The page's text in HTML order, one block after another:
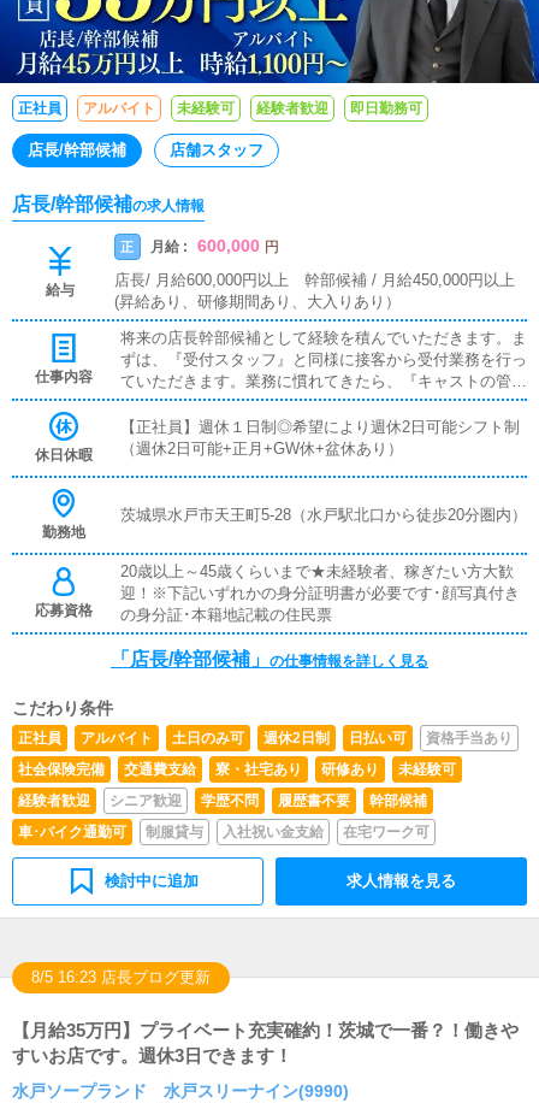
正社員 アルバイト 未経験可 経験者歓迎 即日勤務可
店長/幹部候補 店舗スタッフ
店長/幹部候補の求人情報
給与
正 月給 : 600,000 円
店長/ 月給600,000円以上 幹部候補 / 月給450,000円以上
(昇給あり、研修期間あり、大入りあり）
仕事内容
将来の店長幹部候補として経験を積んでいただきます。ま
ずは、『受付スタッフ』と同様に接客から受付業務を行っ
ていただきます。業務に慣れてきたら、『キャストの管
理』や『経営に関わる業務』を順に覚えていただきます。
早い方だと１年ぐらいで、店長として新しい店舗の運営を
お任せします。■対面接客・受付業務お客様からのお問合
す。簡単なマニュアルや、先輩スタッフに付いて業務内容
も安心して働けます。■企画の立案店舗イベントや店舗運
営など様々な企画を提案していただきます。【新規のお客
様の増加】【お客様のリピート率の向上】【キャストの方
の入店数の増加】など、売上UPに繋がる施策の提案を行
っていただきます。■キャスト管理お店で働いていただい
ているキャストの方が稼げるようにインターネットを使っ
ルサイト等の店舗情報更新作業を行っていただきます。キ
ャストの出勤情報やイベント、求人ブログの作成となりま
す。基本的にはボタンを押すだけや、ブログの更新時に簡
単に文字が入力出来れば問題ありません。PCが苦手な人
でも簡単にできます。■その他の業務女の子の出勤管理や
面接、イベントや料金などの企画をしていただきます。ス
タッフの意見を聞きつつ、全体のことを考えて行動してい
ただく必要があります。会議にも出席していただきます。
休日休暇
【正社員】週休１日制◎希望により週休2日可能シフト制
（週休2日可能+正月+GW休+盆休あり）
勤務地
茨城県水戸市天王町5-28（水戸駅北口から徒歩20分圏内）
応募資格
20歳以上～45歳くらいまで★未経験者、稼ぎたい方大歓
迎！※下記いずれかの身分証明書が必要です･顔写真付き
の身分証･本籍地記載の住民票
「店長/幹部候補」 の仕事情報を詳しく見る
こだわり条件
正社員 アルバイト 土日のみ可 週休2日制 日払い可
資格手当あり
社会保険完備
交通費支給 寮・社宅あり 研修あり
未経験可
経験者歓迎
シニア歓迎 学歴不問 履歴書不要
幹部候補
車･バイク通勤可
制服貸与 入社祝い金支給 在宅ワーク可
検討中に追加 求人情報を見る
8/5 16:23 店長ブログ更新
【月給35万円】プライベート充実確約！茨城で一番？！働きや
すいお店です。週休3日できます！
水戸ソープランド 水戸スリーナイン(9990)